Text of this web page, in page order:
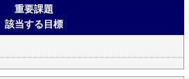
重要課題
該当する目標